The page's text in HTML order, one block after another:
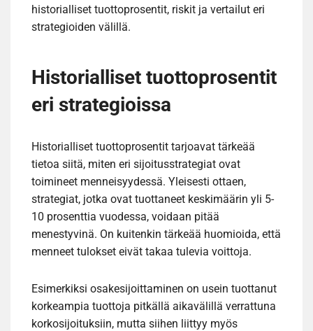
historialliset tuottoprosentit, riskit ja vertailut eri
strategioiden välillä.
Historialliset tuottoprosentit
eri strategioissa
Historialliset tuottoprosentit tarjoavat tärkeää
tietoa siitä, miten eri sijoitusstrategiat ovat
toimineet menneisyydessä. Yleisesti ottaen,
strategiat, jotka ovat tuottaneet keskimäärin yli 5-
10 prosenttia vuodessa, voidaan pitää
menestyvinä. On kuitenkin tärkeää huomioida, että
menneet tulokset eivät takaa tulevia voittoja.
Esimerkiksi osakesijoittaminen on usein tuottanut
korkeampia tuottoja pitkällä aikavälillä verrattuna
korkosijoituksiin, mutta siihen liittyy myös